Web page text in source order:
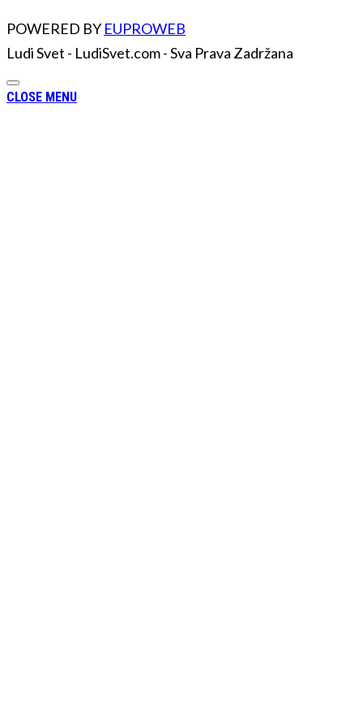
POWERED BYEUPROWEB
Ludi Svet - LudiSvet.com - Sva Prava Zadržana
CLOSE MENU